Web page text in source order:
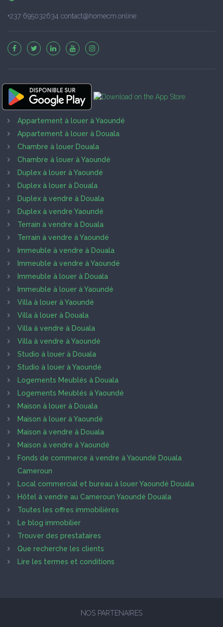
+237 695032634 contact@homecm.online
Appartement à louer à Yaoundé
Appartement à louer à Douala
Chambre à louer Douala
Chambre à louer à Yaoundé
Duplex à louer à Yaoundé
Duplex à louer à Douala
Duplex à vendre à Douala
Duplex à vendre Yaoundé
Terrain à vendre à Douala
Terrain à vendre à Yaoundé
Immeuble à vendre à Douala
Immeuble à vendre à Yaoundé
Immeuble à louer à Douala
Immeuble à louer à Yaoundé
Villa à louer à Yaoundé
Villa à louer à Douala
Villa à vendre à Douala
Villa à vendre à Yaoundé
Studio à louer à Douala
Studio à louer à Yaoundé
Logements Meublés à Douala
Logements Meublés à Yaoundé
Maison à louer à Douala
Maison à louer à Yaoundé
Maison à vendre à Douala
Maison à vendre à Yaoundé
Fonds de commerce à vendre à Yaoundé Douala
Cameroun
Local commercial et bureau à louer Yaoundé Douala
Hôtel à vendre au Cameroun Yaoundé Douala
Toutes les offres immobilières
Le blog immobilier
Trouver des prestataires
Que recherche les clients
Lire les termes et conditions
NOS PARTENAIRES